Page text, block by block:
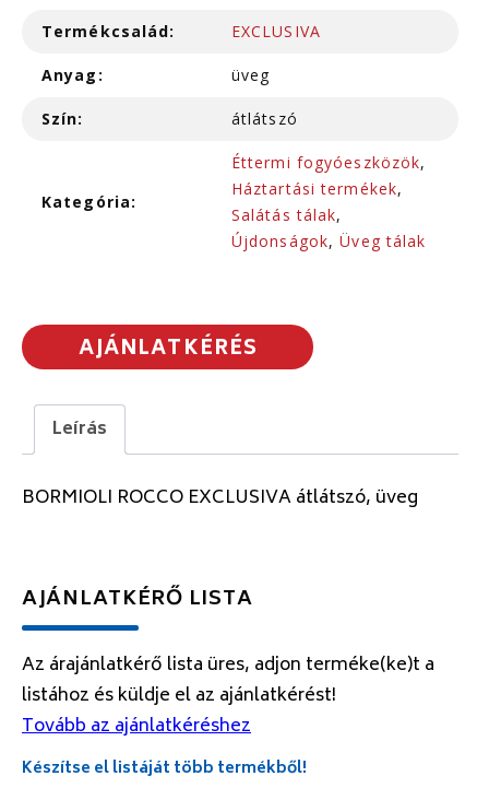
Termékcsalád: EXCLUSIVA
Anyag: üveg
Szín: átlátszó
Kategória:
Éttermi fogyóeszközök,
Háztartási termékek,
Salátás tálak,
Újdonságok,Üveg tálak
AJÁNLATKÉRÉS
Leírás
BORMIOLI ROCCO EXCLUSIVA átlátszó, üveg
AJÁNLATKÉRŐ LISTA
Az árajánlatkérő lista üres, adjon terméke(ke)t a
listához és küldje el az ajánlatkérést!
Tovább az ajánlatkéréshez
Készítse el listáját több termékből!